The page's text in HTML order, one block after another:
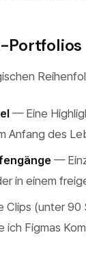
Portfolios
— Eine
Anfang des
—
in einem
Clips (unter 90
ich Figmas